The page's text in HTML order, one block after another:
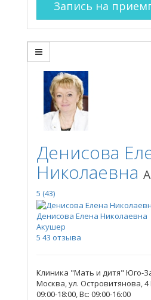
Запись на прием
Денисова
Николаевна
5 (43)
Денисова Елена Николаевна
Акушер
5 43 отзыва
Клиника "Мать и дитя" Юго-
Москва, ул. Островитянова, 4
09:00-18:00, Вс: 09:00-16:00